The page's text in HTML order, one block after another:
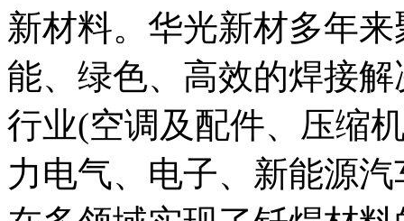
新材料。华光新材多年
能、绿色、高效的焊接
行业(空调及配件、压缩
力电气、电子、新能源